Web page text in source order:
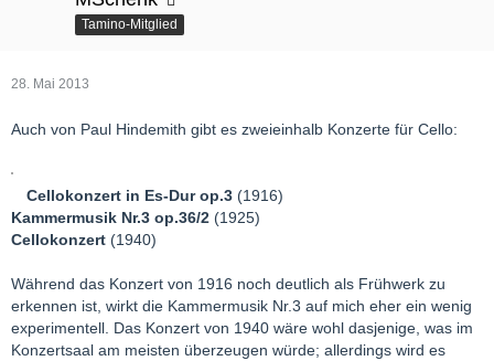
Tamino-Mitglied
28. Mai 2013
Auch von Paul Hindemith gibt es zweieinhalb Konzerte für Cello:
Cellokonzert in Es-Dur op.3 (1916)
Kammermusik Nr.3 op.36/2 (1925)
Cellokonzert (1940)
Während das Konzert von 1916 noch deutlich als Frühwerk zu
erkennen ist, wirkt die Kammermusik Nr.3 auf mich eher ein wenig
experimentell. Das Konzert von 1940 wäre wohl dasjenige, was im
Konzertsaal am meisten überzeugen würde; allerdings wird es